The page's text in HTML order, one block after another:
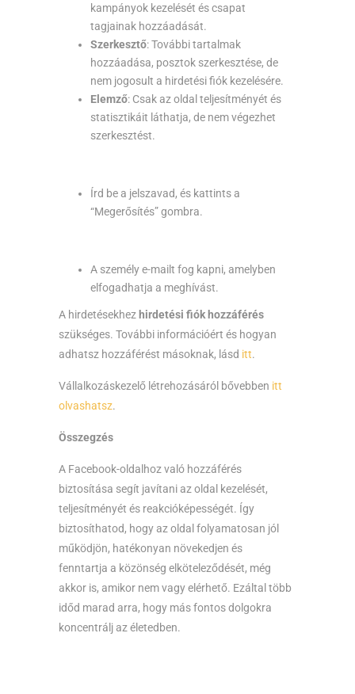
kampányok kezelését és csapat
tagjainak hozzáadását.
Szerkesztő: További tartalmak
hozzáadása, posztok szerkesztése, de
nem jogosult a hirdetési fiók kezelésére.
Elemző: Csak az oldal teljesítményét és
statisztikáit láthatja, de nem végezhet
szerkesztést.
Írd be a jelszavad, és kattints a
“Megerősítés” gombra.
A személy e-mailt fog kapni, amelyben
elfogadhatja a meghívást.
A hirdetésekhez hirdetési fiók hozzáférés
szükséges. További információért és hogyan
adhatsz hozzáférést másoknak, lásd itt.
Vállalkozáskezelő létrehozásáról bővebben itt
olvashatsz.
Összegzés
A Facebook-oldalhoz való hozzáférés
biztosítása segít javítani az oldal kezelését,
teljesítményét és reakcióképességét. Így
biztosíthatod, hogy az oldal folyamatosan jól
működjön, hatékonyan növekedjen és
fenntartja a közönség elköteleződését, még
akkor is, amikor nem vagy elérhető. Ezáltal több
időd marad arra, hogy más fontos dolgokra
koncentrálj az életedben.